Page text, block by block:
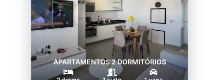
APARTAMENTOS 2 DORMITÓRIOS